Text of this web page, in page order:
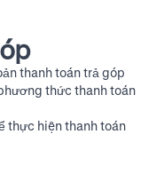
thanh toán trả góp
thức thanh toán
thực hiện thanh toán